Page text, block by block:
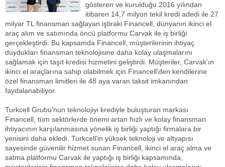
gösteren ve kurulduğu 2016 yılından
itibaren 14,7 milyon tekil kredi adedi ile 27
milyar TL finansman sağlayan iştiraki Financell, dünyanın ikinci el
araç alım ve satımında öncü platformu Carvak ile iş birliği
gerçekleştirdi. Bu kapsamda Financell, müşterilerinin ihtiyaç
duydukları finansman teknolojisine daha kolay ulaşmalarını
sağlamak için taşıt kredisi hizmetini geliştirdi. Müşteriler, Carvak’ın
ikinci el araçlarına sahip olabilmek için Financell’den kendilerine
özel finansman limitleri ile 48 aya varan taksit imkanından
faydalanabiliyor.
Turkcell Grubu’nun teknolojiyi krediyle buluşturan markası
Financell, tüm sektörlerde önemi artan hızlı ve kolay finansman
ihtiyacının karşılanmasına yönelik iş birliği yaptığı firmalara bir
yenisini daha ekledi. Turkcell’in yüksek teknoloji ve altyapısı
sayesinde güvenilir hizmet sunan Financell, ikinci el araç alma ve
satma platformu Carvak ile yaptığı iş birliği kapsamında,